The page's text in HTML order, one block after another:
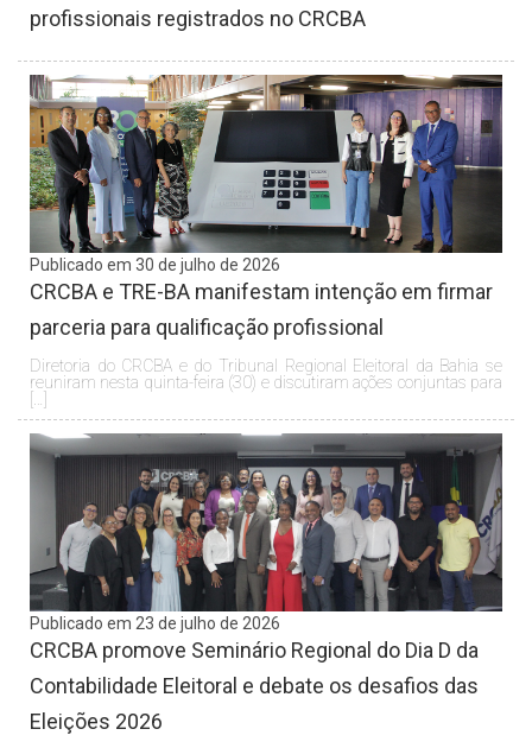
profissionais registrados no CRCBA
Publicado em 30 de julho de 2026
CRCBA e TRE-BA manifestam intenção em firmar
parceria para qualificação profissional
Diretoria do CRCBA e do Tribunal Regional Eleitoral da Bahia se
reuniram nesta quinta-feira (30) e discutiram ações conjuntas para
Publicado em 23 de julho de 2026
CRCBA promove Seminário Regional do Dia D da
Contabilidade Eleitoral e debate os desafios das
Eleições 2026